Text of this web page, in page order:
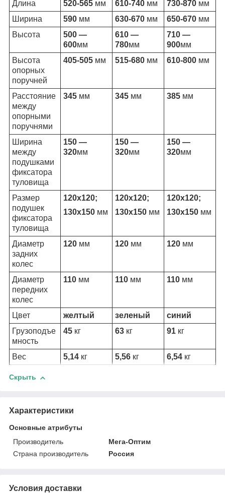
Длина 520-565 мм 610-740 мм 730-870 мм
Ширина
590 мм 630-670 мм 650-670 мм
Высота
500 —
600мм
610 —
780мм
710 —
900мм
Высота
опорных
поручней
405-505 мм 515-680 мм 610-800 мм
Расстояние
между
опорными
поручнями
345 мм 345 мм 385 мм
Ширина
между
подушками
фиксатора
туловища
150 —
320мм
150 —
320мм
150 —
320мм
Размер
подушек
фиксатора
туловища
120х120;
130х150 мм
120х120;
130х150 мм
120х120;
130х150 мм
Диаметр
задних
колес
120 мм 120 мм 120 мм
Диаметр
передних
колес
110 мм 110 мм 110 мм
Цвет желтый зеленый
синий
Грузоподъе
мность
45 кг 63 кг 91 кг
Вес 5,14 кг 5,56 кг 6,54 кг
Скрыть
Характеристики
Основные атрибуты
Производитель
Мега-Оптим
Страна производитель
Россия
Условия доставки